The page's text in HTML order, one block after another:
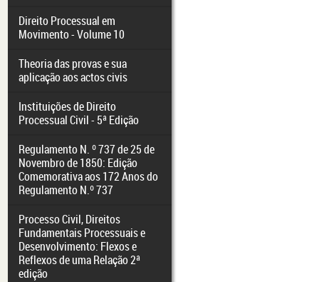
Direito Processual em
Movimento - Volume 10
Theoria das provas e sua
aplicação aos actos civis
Instituições de Direito
Processual Civil - 5ª Edição
Regulamento N. º 737 de 25 de
Novembro de 1850: Edição
Comemorativa aos 172 Anos do
Regulamento N.º 737
Processo Civil, Direitos
Fundamentais Processuais e
Desenvolvimento: Flexos e
Reflexos de uma Relação 2ª
edição